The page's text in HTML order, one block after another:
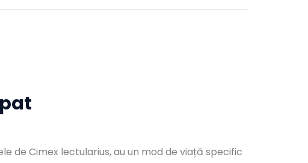
de Cimex lectularius, au un mod de viață specific